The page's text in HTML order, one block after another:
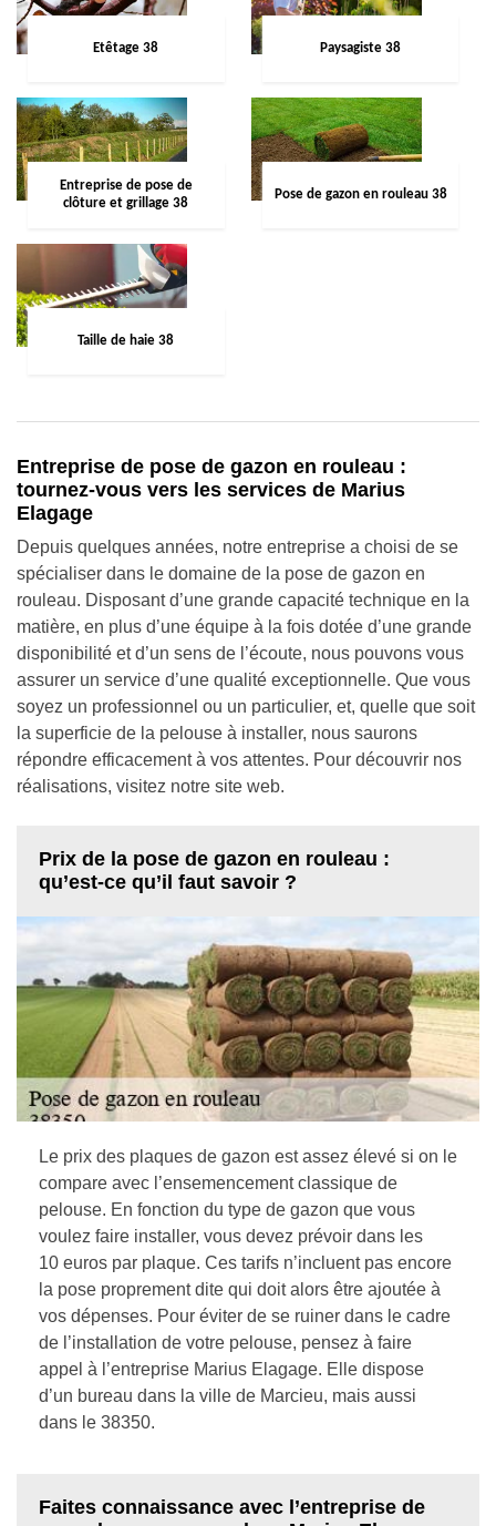
Etêtage 38 Paysagiste 38
Entreprise de pose de
clôture et grillage 38
Pose de gazon en rouleau 38
Taille de haie 38
Entreprise de pose de gazon en rouleau :
tournez-vous vers les services de Marius
Elagage
Depuis quelques années, notre entreprise a choisi de se
spécialiser dans le domaine de la pose de gazon en
rouleau. Disposant d’une grande capacité technique en la
matière, en plus d’une équipe à la fois dotée d’une grande
disponibilité et d’un sens de l’écoute, nous pouvons vous
assurer un service d’une qualité exceptionnelle. Que vous
soyez un professionnel ou un particulier, et, quelle que soit
la superficie de la pelouse à installer, nous saurons
répondre efficacement à vos attentes. Pour découvrir nos
réalisations, visitez notre site web.
Prix de la pose de gazon en rouleau :
qu’est-ce qu’il faut savoir ?
Le prix des plaques de gazon est assez élevé si on le
compare avec l’ensemencement classique de
pelouse. En fonction du type de gazon que vous
voulez faire installer, vous devez prévoir dans les
10 euros par plaque. Ces tarifs n’incluent pas encore
la pose proprement dite qui doit alors être ajoutée à
vos dépenses. Pour éviter de se ruiner dans le cadre
de l’installation de votre pelouse, pensez à faire
appel à l’entreprise Marius Elagage. Elle dispose
d’un bureau dans la ville de Marcieu, mais aussi
dans le 38350.
Faites connaissance avec l’entreprise de